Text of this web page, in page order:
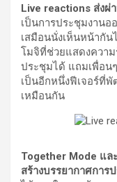
Live reactions ส่งผ่
เป็นการประชุมงาน
เสมือนนั่งเห็นหน้ากัน
โมจิที่ช่วยแสดงความ
ประชุมได้ แถมเพื่อน
เป็นอีกหนึ่งฟีเจอร์ที่
เหมือนกัน
Together Mode แล
สร้างบรรยากาศการ